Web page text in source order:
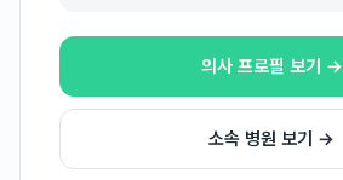
의사 프로필 보기 →
소속 병원 보기 →